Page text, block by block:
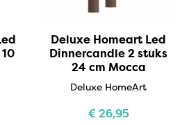
Deluxe Homeart Led
Dinnercandle 2 stuks
24 cm Mocca
Deluxe HomeArt
€26,95